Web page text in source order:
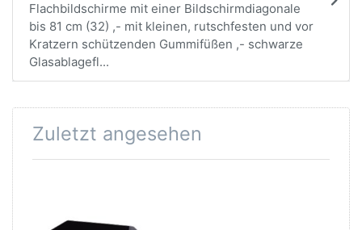
Flachbildschirme mit einer Bildschirmdiagonale
bis 81 cm (32) ,- mit kleinen, rutschfesten und vor
Kratzern schützenden Gummifüßen ,- schwarze
Glasablagefl...
Zuletzt angesehen